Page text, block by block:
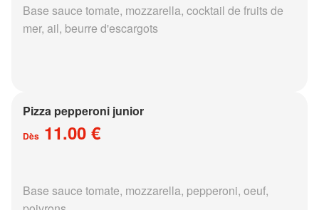
Base sauce tomate, mozzarella, cocktail de fruits de
mer, ail, beurre d'escargots
Pizza pepperoni junior
Dès 11.00 €
Base sauce tomate, mozzarella, pepperoni, oeuf,